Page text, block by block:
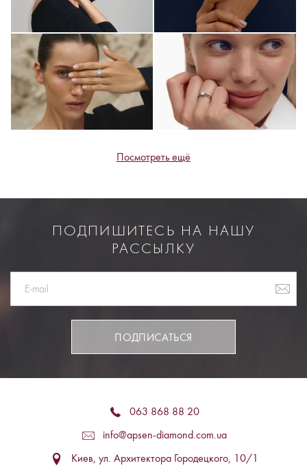
Посмотреть ещё
ПОДПИШИТЕСЬ НА НАШУ
РАССЫЛКУ
ПОДПИСАТЬСЯ
063 868 88 20
info@apsen-diamond.com.ua
Киев, ул. Архитектора Городецкого, 10/1